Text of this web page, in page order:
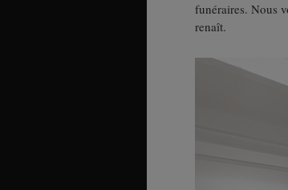
funéraires. Nous
renaît.